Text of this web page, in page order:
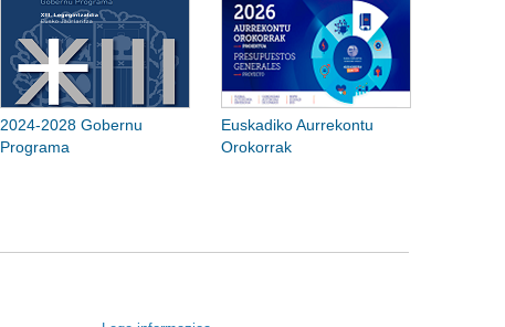
2024-2028 Gobernu
Programa
Euskadiko Aurrekontu
Orokorrak